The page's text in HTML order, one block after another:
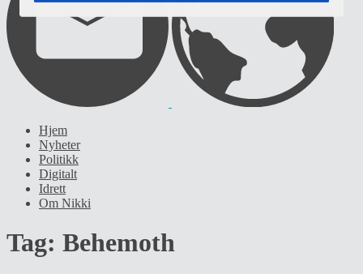
Hjem
Nyheter
Politikk
Digitalt
Idrett
Om Nikki
Tag: Behemoth